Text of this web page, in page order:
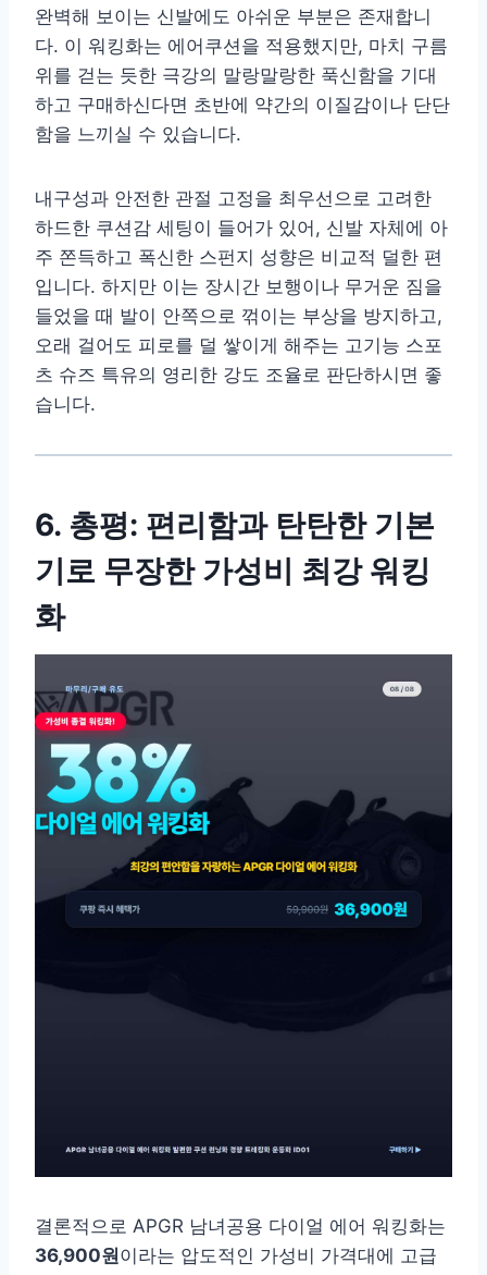
완벽해 보이는 신발에도 아쉬운 부분은 존재합니
다. 이 워킹화는 에어쿠션을 적용했지만, 마치 구름
위를 걷는 듯한 극강의 말랑말랑한 푹신함을 기대
하고 구매하신다면 초반에 약간의 이질감이나 단단
함을 느끼실 수 있습니다.
내구성과 안전한 관절 고정을 최우선으로 고려한
하드한 쿠션감 세팅이 들어가 있어, 신발 자체에 아
주 쫀득하고 폭신한 스펀지 성향은 비교적 덜한 편
입니다. 하지만 이는 장시간 보행이나 무거운 짐을
들었을 때 발이 안쪽으로 꺾이는 부상을 방지하고,
오래 걸어도 피로를 덜 쌓이게 해주는 고기능 스포
츠 슈즈 특유의 영리한 강도 조율로 판단하시면 좋
습니다.
6. 총평: 편리함과 탄탄한 기본
기로 무장한 가성비 최강 워킹
화
결론적으로 APGR 남녀공용 다이얼 에어 워킹화는
36,900원이라는 압도적인 가성비 가격대에 고급